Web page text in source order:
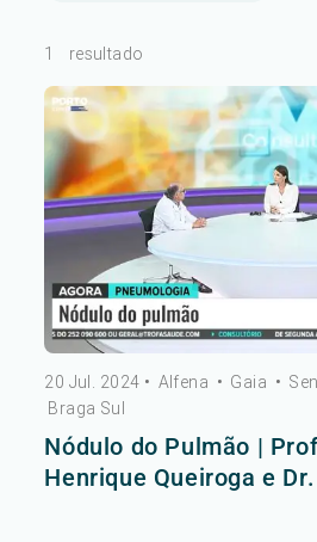
1 resultado
20 Jul. 2024 • Alfena • Gaia •
Braga Sul
Nódulo do Pulmão |
Henrique Queiroga e